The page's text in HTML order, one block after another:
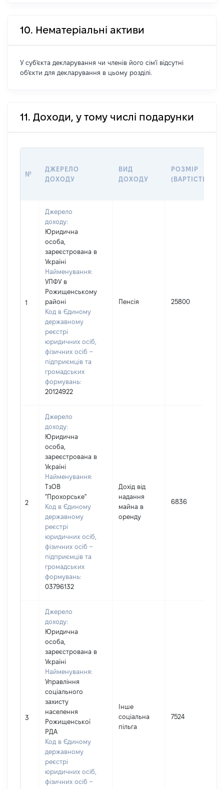
10. Нематеріальні активи
У суб'єкта декларування чи членів його сім'ї відсутні
об'єкти для декларування в цьому розділі.
11. Доходи, у тому числі подарунки
№
ДЖЕРЕЛО
ДОХОДУ
ВИД
ДОХОДУ
РОЗМІР
(ВАРТІСТЬ)
1
Джерело
доходу:
Юридична
особа,
зареєстрована в
Україні
Найменування:
УПФУ в
Рожищенському
районі
Код в Єдиному
державному
реєстрі
юридичних осіб,
фізичних осіб –
підприємців та
громадських
формувань:
20124922
Пенсія 25800
2
Джерело
доходу:
Юридична
особа,
зареєстрована в
Україні
Найменування:
ТзОВ
"Прохорське"
Код в Єдиному
державному
реєстрі
юридичних осіб,
фізичних осіб –
підприємців та
громадських
формувань:
03796132
Дохід від
надання
майна в
оренду
6836
3
Джерело
доходу:
Юридична
особа,
зареєстрована в
Україні
Найменування:
Управління
соціального
захисту
населення
Рожищенської
РДА
Код в Єдиному
державному
реєстрі
юридичних осіб,
фізичних осіб –
Інше
соціальна
пільга
7524